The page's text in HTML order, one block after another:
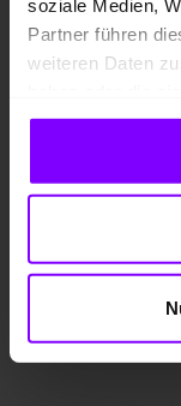
soziale Medien,
Partner führen
weiteren Daten
gesammelt haben.